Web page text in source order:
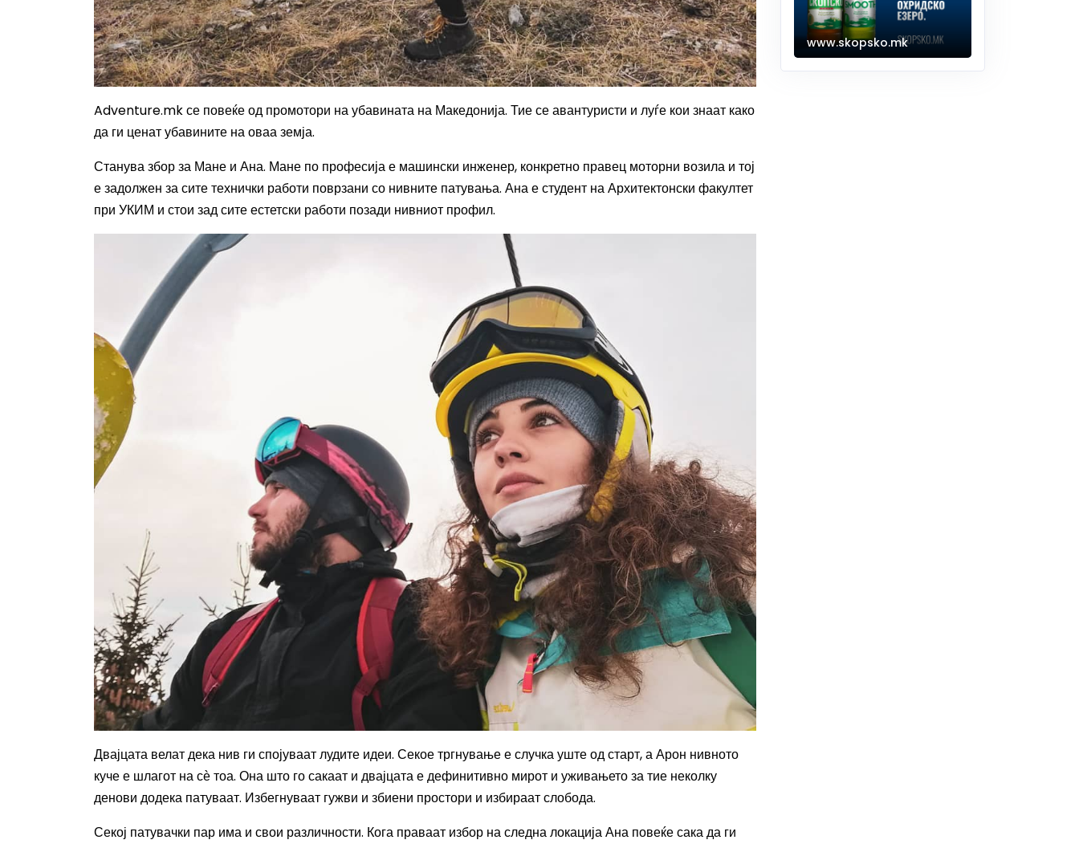
Adventure.mk се повеќе од промотори на убавината на Македонија. Тие се авантуристи и луѓе кои знаат како
да ги ценат убавините на оваа земја.
Станува збор за Мане и Ана. Мане по професија е машински инженер, конкретно правец моторни возила и тој
е задолжен за сите технички работи поврзани со нивните патувања. Ана е студент на Архитектонски факултет
при УКИМ и стои зад сите естетски работи позади нивниот профил.
Двајцата велат дека нив ги спојуваат лудите идеи. Секое тргнување е случка уште од старт, а Арон нивното
куче е шлагот на сѐ тоа. Она што го сакаат и двајцата е дефинитивно мирот и уживањето за тие неколку
денови додека патуваат. Избегнуваат гужви и збиени простори и избираат слобода.
Секој патувачки пар има и свои различности. Кога праваат избор на следна локација Ана повеќе сака да ги
www.skopsko.mk